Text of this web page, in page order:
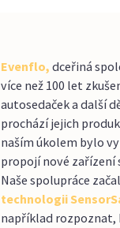
Evenflo, dceřiná
více než 100 let
autosedaček a další
prochází jejich
naším úkolem bylo
propojí nové
Naše spolupráce
technologii
například rozpoznat,